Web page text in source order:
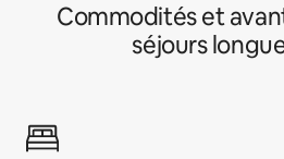
Commodités et
séjours